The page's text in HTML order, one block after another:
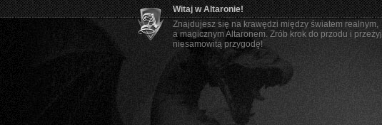
Witaj w Altaronie!
Znajdujesz się na krawędzi między światem realnym,
a magicznym Altaronem. Zrób krok do przodu i przeżyj
niesamowitą przygodę!